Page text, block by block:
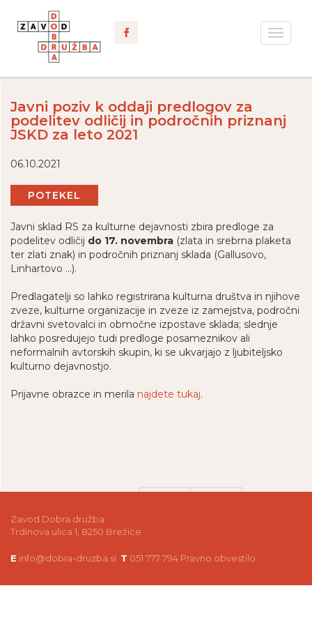
Toggle
Javni poziv k oddaji predlogov za
podelitev odličij in področnih priznanj
JSKD za leto 2021
06.10.2021
POTEKEL
Javni sklad RS za kulturne dejavnosti zbira predloge za
podelitev odličij do 17. novembra (zlata in srebrna plaketa
ter zlati znak) in področnih priznanj sklada (Gallusovo,
Linhartovo ...).
Predlagatelji so lahko registrirana kulturna društva in njihove
zveze, kulturne organizacije in zveze iz zamejstva, področni
državni svetovalci in območne izpostave sklada; slednje
lahko posredujejo tudi predloge posameznikov ali
neformalnih avtorskih skupin, ki se ukvarjajo z ljubiteljsko
kulturno dejavnostjo.
Prijavne obrazce in merila najdete tukaj.
Zavod Dobra družba
Trdinova ulica 1, 8250 Brežice
E info@dobra-druzba.si T 051 777 794 Pravno obvestilo